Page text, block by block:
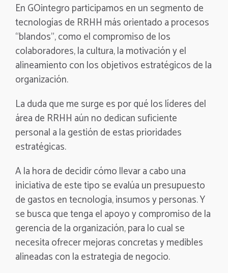
En GOintegro participamos en un segmento de
tecnologías de RRHH más orientado a procesos
“blandos”, como el compromiso de los
colaboradores, la cultura, la motivación y el
alineamiento con los objetivos estratégicos de la
organización.
La duda que me surge es por qué los líderes del
área de RRHH aún no dedican suficiente
personal a la gestión de estas prioridades
estratégicas.
A la hora de decidir cómo llevar a cabo una
iniciativa de este tipo se evalúa un presupuesto
de gastos en tecnología, insumos y personas. Y
se busca que tenga el apoyo y compromiso de la
gerencia de la organización, para lo cual se
necesita ofrecer mejoras concretas y medibles
alineadas con la estrategia de negocio.